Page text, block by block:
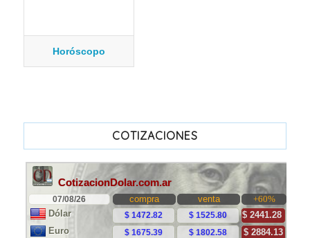
Horóscopo
COTIZACIONES